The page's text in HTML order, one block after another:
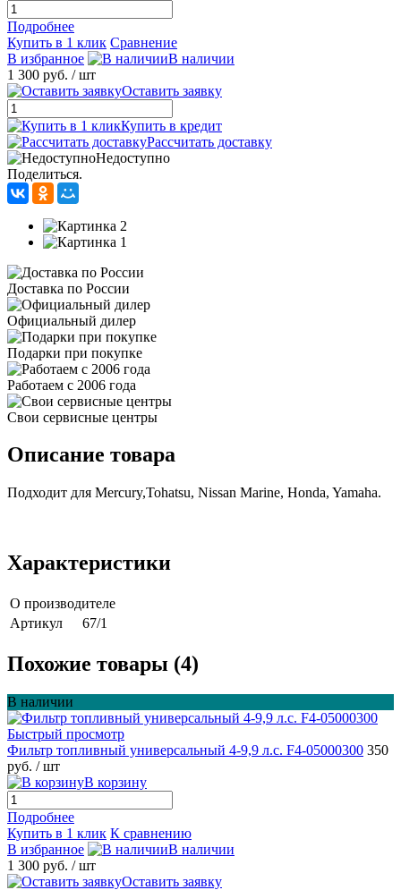
Подробнее
Купить в 1 клик Сравнение
В избранное
В наличии
1 300 руб. / шт
Оставить заявку
Купить в кредит
Рассчитать доставку
Недоступно
Поделиться.
Доставка по России
Официальный дилер
Подарки при покупке
Работаем с 2006 года
Свои сервисные центры
Описание товара
Подходит для Mercury,Tohatsu, Nissan Marine, Honda, Yamaha.
Характеристики
О производителе
Артикул
67/1
Похожие товары (4)
В наличии
Быстрый просмотр
Фильтр топливный универсальный 4-9,9 л.с. F4-05000300 350
руб. / шт
В корзину
Подробнее
Купить в 1 клик К сравнению
В избранное
В наличии
1 300 руб. / шт
Оставить заявку